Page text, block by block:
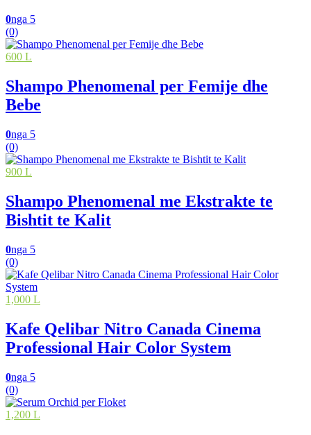
0nga 5
(0)
600 L
Shampo Phenomenal per Femije dhe
Bebe
0nga 5
(0)
900 L
Shampo Phenomenal me Ekstrakte te
Bishtit te Kalit
0nga 5
(0)
1,000 L
Kafe Qelibar Nitro Canada Cinema
Professional Hair Color System
0nga 5
(0)
1,200 L